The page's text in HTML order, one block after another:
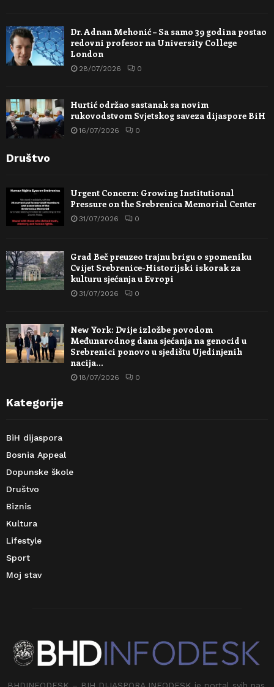
Dr. Adnan Mehonić – Sa samo 39 godina postao
redovni profesor na University College
London
28/07/2026 0
Hurtić održao sastanak sa novim
rukovodstvom Svjetskog saveza dijaspore BiH
16/07/2026 0
Društvo
Urgent Concern: Growing Institutional
Pressure on the Srebrenica Memorial Center
31/07/2026 0
Grad Beč preuzeo trajnu brigu o spomeniku
Cvijet Srebrenice-Historijski iskorak za
kulturu sjećanja u Evropi
31/07/2026 0
New York: Dvije izložbe povodom
Međunarodnog dana sjećanja na genocid u
Srebrenici ponovo u sjedištu Ujedinjenih
nacija…
18/07/2026 0
Kategorije
BiH dijaspora
Bosnia Appeal
Dopunske škole
Društvo
Biznis
Kultura
Lifestyle
Sport
Moj stav